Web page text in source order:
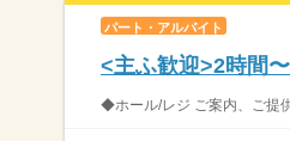
パート・アルバイト
<主ふ歓迎>2時間
◆ホール/レジ ご案内、ご提